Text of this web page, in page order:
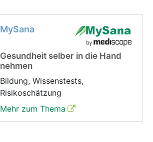
MySana
Gesundheit selber in die Hand
nehmen
Bildung, Wissenstests,
Risikoschätzung
Mehr zum Thema